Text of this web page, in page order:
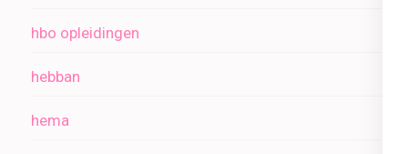
hbo opleidingen
hebban
hema